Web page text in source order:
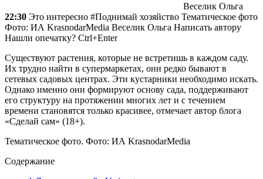
Веселик Ольга
22:30 Это интересно #Поднимай хозяйство Тематическое фото
Фото: ИА KrasnodarMedia Веселик Ольга Написать автору
Нашли опечатку? Ctrl+Enter
Существуют растения, которые не встретишь в каждом саду.
Их трудно найти в супермаркетах, они редко бывают в
сетевых садовых центрах. Эти кустарники необходимо искать.
Однако именно они формируют основу сада, поддерживают
его структуру на протяжении многих лет и с течением
времени становятся только красивее, отмечает автор блога
«Сделай сам» (18+).
Тематическое фото. Фото: ИА KrasnodarMedia
Содержание